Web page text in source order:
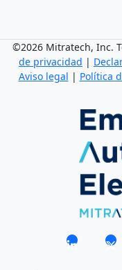
©2026 Mitratech, Inc.
de privacidad |
Aviso legal | Política